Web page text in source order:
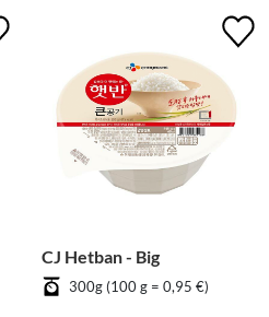
CJ Hetban - Big
300g (100 g = 0,95 €)